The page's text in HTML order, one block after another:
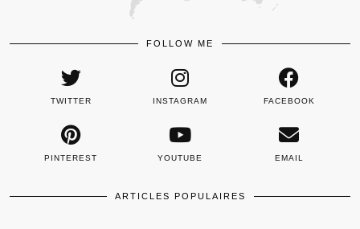
FOLLOW ME
TWITTER INSTAGRAM FACEBOOK
PINTEREST YOUTUBE EMAIL
ARTICLES POPULAIRES